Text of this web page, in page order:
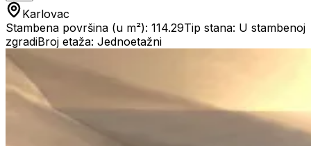
Karlovac
Stambena površina (u m²): 114.29Tip stana: U stambenoj
zgradiBroj etaža: Jednoetažni